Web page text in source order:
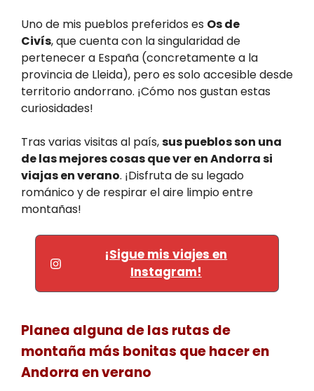
Uno de mis pueblos preferidos es Os de
Civís, que cuenta con la singularidad de
pertenecer a España (concretamente a la
provincia de Lleida), pero es solo accesible desde
territorio andorrano. ¡Cómo nos gustan estas
curiosidades!
Tras varias visitas al país,sus pueblos son una
de las mejores cosas que ver en Andorra si
viajas en verano. ¡Disfruta de su legado
románico y de respirar el aire limpio entre
montañas!
¡Sigue mis viajes en
Instagram!
Planea alguna de las rutas de
montaña más bonitas que hacer en
Andorra en verano